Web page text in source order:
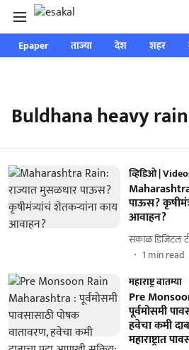
Epaper ताज्या देश शहर
Buldhana heavy
व्हिडिओ |
पाऊस?
आवाहन?
सकाळ डिजिटल
1 min read
महाराष्ट्र बातम्या
Pre
पूर्वमोसमी
हवेचा कमी
महाराष्ट्रात